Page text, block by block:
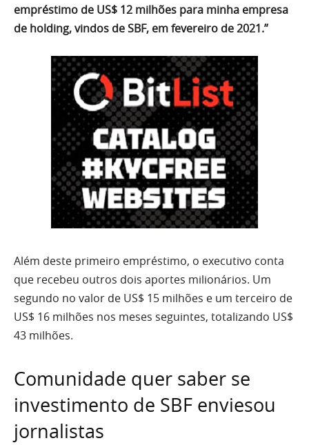
empréstimo de US$ 12 milhões para minha empresa
de holding, vindos de SBF, em fevereiro de 2021.”
Além deste primeiro empréstimo, o executivo conta
que recebeu outros dois aportes milionários. Um
segundo no valor de US$ 15 milhões e um terceiro de
US$ 16 milhões nos meses seguintes, totalizando US$
43 milhões.
Comunidade quer saber se
investimento de SBF enviesou
jornalistas